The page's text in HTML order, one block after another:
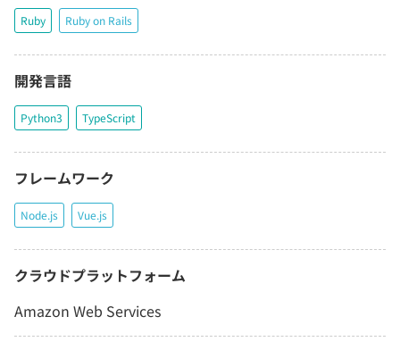
Ruby Ruby on Rails
開発言語
Python3 TypeScript
フレームワーク
Node.js Vue.js
クラウドプラットフォーム
Amazon Web Services